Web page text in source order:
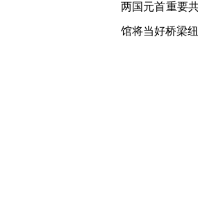
两国元首重要
馆将当好桥梁